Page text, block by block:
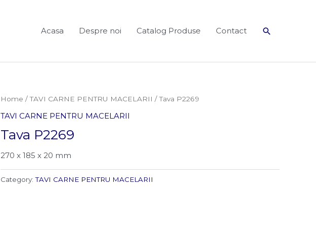
Acasa Despre noi Catalog Produse Contact Search
Home /TAVI CARNE PENTRU MACELARII / Tava P2269
TAVI CARNE PENTRU MACELARII
Tava P2269
270 x 185 x 20 mm
Category:TAVI CARNE PENTRU MACELARII